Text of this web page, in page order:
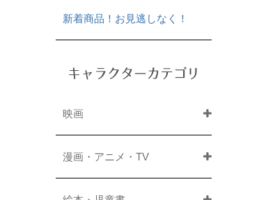
新着商品！お見逃しなく！
キャラクターカテゴリ
映画
漫画・アニメ・TV